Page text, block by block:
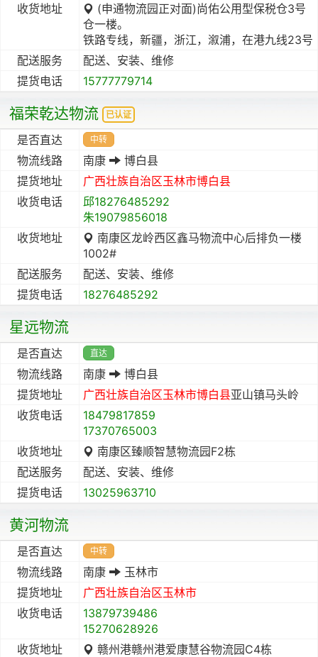
收货地址
(申通物流园正对面)尚佑公用型保税仓3号
仓一楼。
铁路专线，新疆，浙江，溆浦，在港九线23号
配送服务
配送、安装、维修
提货电话
15777779714
福荣乾达物流 已认证
是否直达 中转
物流线路 南康
博白县
提货地址
广西壮族自治区玉林市博白县
收货电话
邱18276485292
朱19079856018
收货地址
南康区龙岭西区鑫马物流中心后排负一楼
1002#
配送服务
配送、安装、维修
提货电话
18276485292
星远物流
是否直达 直达
物流线路 南康
博白县
提货地址
广西壮族自治区玉林市博白县亚山镇马头岭
收货电话
18479817859
17370765003
收货地址
南康区臻顺智慧物流园F2栋
配送服务
配送、安装、维修
提货电话
13025963710
黄河物流
是否直达 中转
物流线路 南康
玉林市
提货地址
广西壮族自治区玉林市
收货电话
13879739486
15270628926
收货地址
赣州港赣州港爱康慧谷物流园C4栋